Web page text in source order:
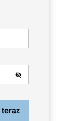
teraz